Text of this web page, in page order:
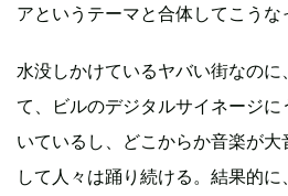
アというテーマと合体してこうな
水没しかけているヤバい街なの
て、ビルのデジタルサイネージ
いているし、どこからか音楽が
して人々は踊り続ける。結果的